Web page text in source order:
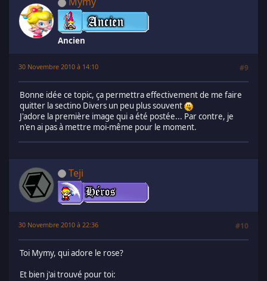
Ancien
30 Novembre 2010 à 14:10 #9
Bonne idée ce topic, ça permettra effectivement de me faire
quitter la sectino Divers un peu plus souvent
J'adore la première image qui a été postée... Par contre, je
n'en ai pas à mettre moi-même pour le moment.
Teji
30 Novembre 2010 à 22:36 #10
Toi Mymy, qui adore le rose?
Et bien j'ai trouvé pour toi: